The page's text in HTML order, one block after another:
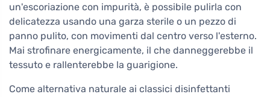
un'escoriazione con impurità, è possibile pulirla con
delicatezza usando una garza sterile o un pezzo di
panno pulito, con movimenti dal centro verso l'esterno.
Mai strofinare energicamente, il che danneggerebbe il
tessuto e rallenterebbe la guarigione.
Come alternativa naturale ai classici disinfettanti